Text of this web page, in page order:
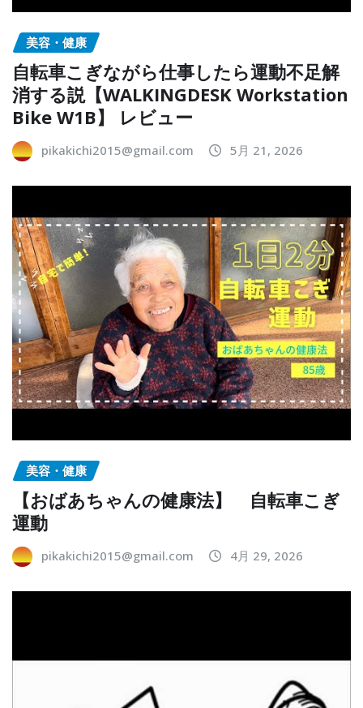
美容・健康
自転車こぎながら仕事したら運動不足解
消する説【WALKINGDESK Workstation
Bike W1B】 レビュー
pikakichi2015@gmail.com 5月 21, 2026
美容・健康
【おばあちゃんの健康法】 自転車こぎ
運動
pikakichi2015@gmail.com 4月 29, 2026